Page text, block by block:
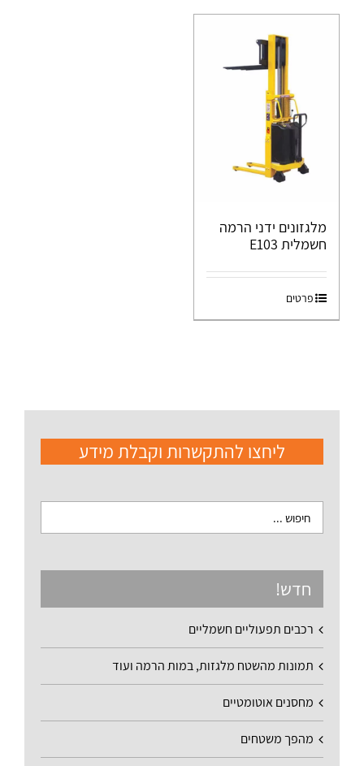
מלגזונים ידני הרמה
חשמלית E103
פרטים
ליחצו להתקשרות וקבלת מידע
חדש!
רכבים תפעוליים חשמליים
תמונות מהשטח מלגזות, במות הרמה ועוד
מחסנים אוטומטיים
מהפך משטחים